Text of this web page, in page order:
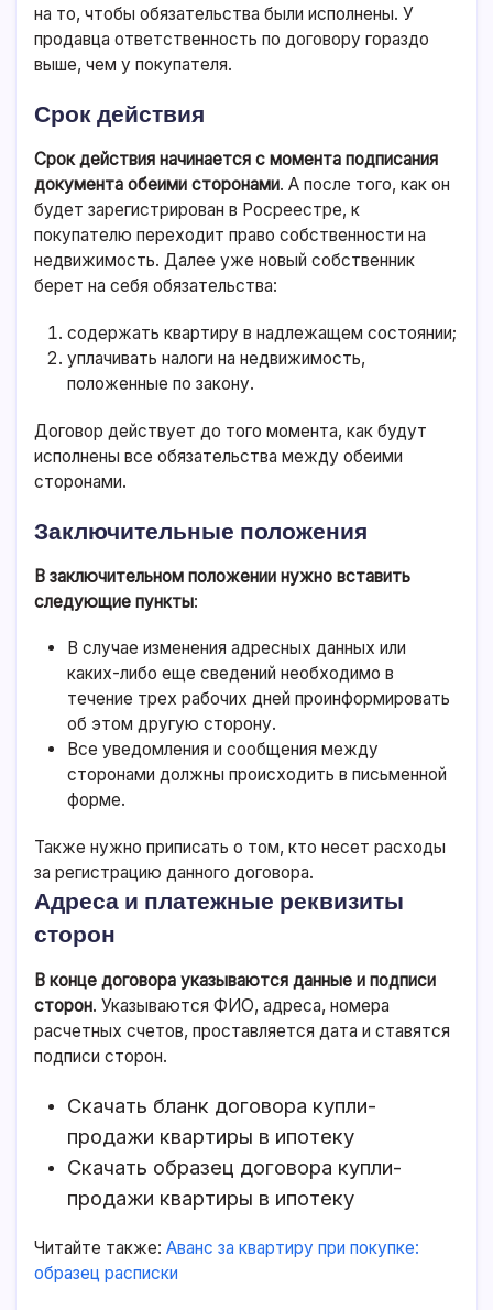
на то, чтобы обязательства были исполнены. У
продавца ответственность по договору гораздо
выше, чем у покупателя.
Срок действия
Срок действия начинается с момента подписания
документа обеими сторонами. А после того, как он
будет зарегистрирован в Росреестре, к
покупателю переходит право собственности на
недвижимость. Далее уже новый собственник
берет на себя обязательства:
содержать квартиру в надлежащем состоянии;
уплачивать налоги на недвижимость,
положенные по закону.
Договор действует до того момента, как будут
исполнены все обязательства между обеими
сторонами.
Заключительные положения
В заключительном положении нужно вставить
следующие пункты:
В случае изменения адресных данных или
каких-либо еще сведений необходимо в
течение трех рабочих дней проинформировать
об этом другую сторону.
Все уведомления и сообщения между
сторонами должны происходить в письменной
форме.
Также нужно приписать о том, кто несет расходы
за регистрацию данного договора.
Адреса и платежные реквизиты
сторон
В конце договора указываются данные и подписи
сторон. Указываются ФИО, адреса, номера
расчетных счетов, проставляется дата и ставятся
подписи сторон.
Скачать бланк договора купли-
продажи квартиры в ипотеку
Скачать образец договора купли-
продажи квартиры в ипотеку
Читайте также:Аванс за квартиру при покупке:
образец расписки